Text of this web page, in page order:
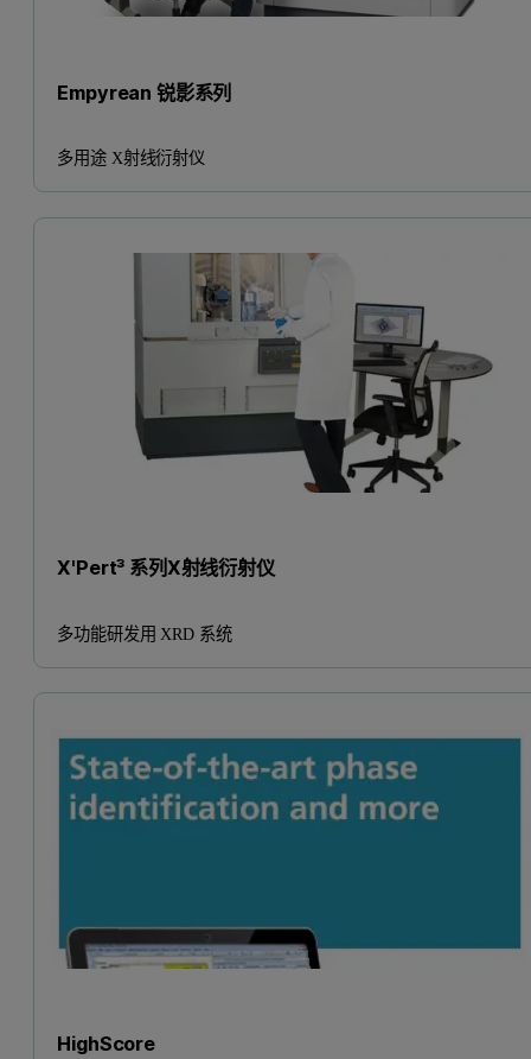
Empyrean 锐影系列
多用途 X射线衍射仪
X'Pert³ 系列X射线衍射仪
多功能研发用 XRD 系统
HighScore